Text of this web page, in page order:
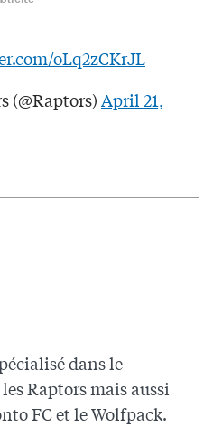
oLq2zCKrJL
(@Raptors)April 21,
dans le
Raptors mais aussi
FC et le Wolfpack.